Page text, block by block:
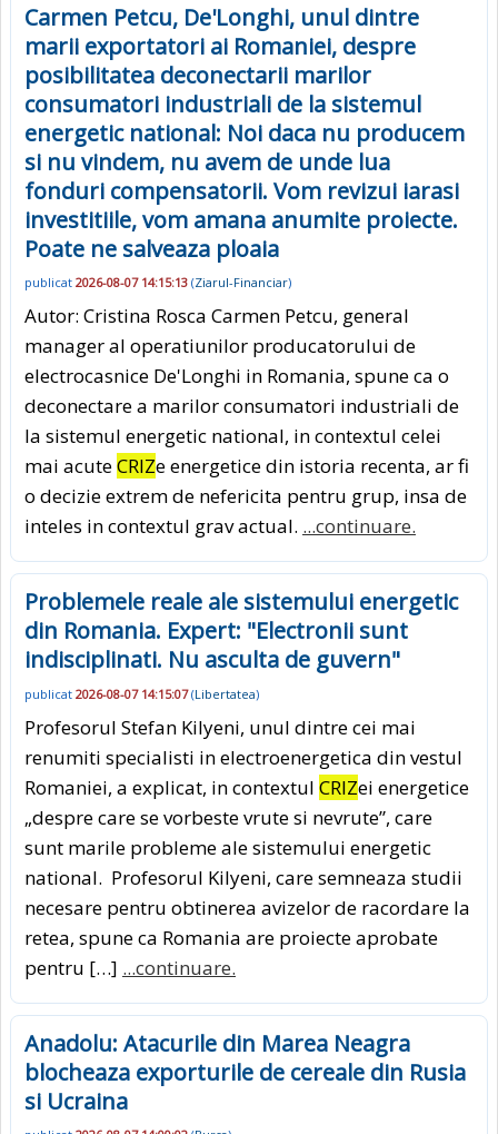
Carmen Petcu, De'Longhi, unul dintre
marii exportatori ai Romaniei, despre
posibilitatea deconectarii marilor
consumatori industriali de la sistemul
energetic national: Noi daca nu producem
si nu vindem, nu avem de unde lua
fonduri compensatorii. Vom revizui iarasi
investitiile, vom amana anumite proiecte.
Poate ne salveaza ploaia
publicat 2026-08-07 14:15:13 (Ziarul-Financiar)
Autor: Cristina Rosca Carmen Petcu, general
manager al ope­ra­tiunilor producatorului de
electro­casnice De'Longhi in Romania, spune ca o
deconectare a marilor consumatori industriali de
la sistemul energetic national, in contextul celei
mai acuteCRIZe energetice din istoria recenta, ar fi
o decizie extrem de nefericita pentru grup, insa de
inteles in contextul grav actual. ...continuare.
Problemele reale ale sistemului energetic
din Romania. Expert: "Electronii sunt
indisciplinati. Nu asculta de guvern"
publicat 2026-08-07 14:15:07(Libertatea)
Profesorul Stefan Kilyeni, unul dintre cei mai
renumiti specialisti in electroenergetica din vestul
Romaniei, a explicat, in contextul CRIZei energetice
„despre care se vorbeste vrute si nevrute”, care
sunt marile probleme ale sistemului energetic
national. Profesorul Kilyeni, care semneaza studii
necesare pentru obtinerea avizelor de racordare la
retea, spune ca Romania are proiecte aprobate
pentru […] ...continuare.
Anadolu: Atacurile din Marea Neagra
blocheaza exporturile de cereale din Rusia
si Ucraina